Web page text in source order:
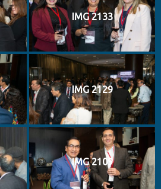
IMG 2133
IMG 2129
IMG 2109